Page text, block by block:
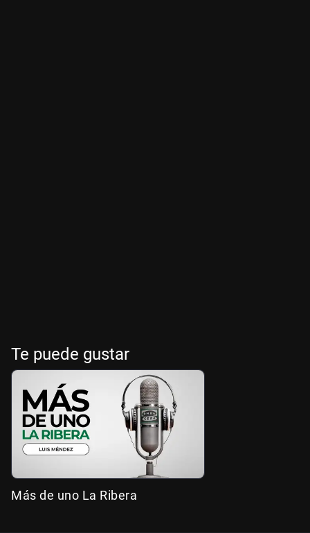
Te puede gustar
Más de uno La Ribera